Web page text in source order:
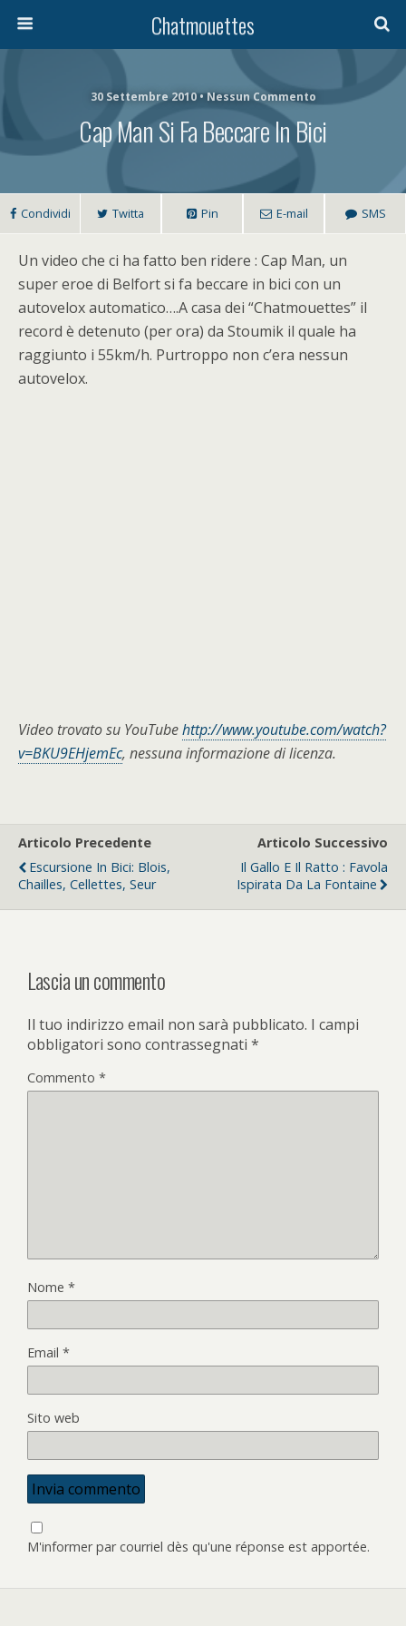
Chatmouettes
30 Settembre 2010 • Nessun Commento
Cap Man Si Fa Beccare In Bici
Condividi Twitta Pin E-mail SMS
Un video che ci ha fatto ben ridere : Cap Man, un
super eroe di Belfort si fa beccare in bici con un
autovelox automatico….A casa dei “Chatmouettes” il
record è detenuto (per ora) da Stoumik il quale ha
raggiunto i 55km/h. Purtroppo non c’era nessun
autovelox.
Video trovato su YouTubehttp://www.youtube.com/watch?
v=BKU9EHjemEc, nessuna informazione di licenza.
Articolo Precedente
Escursione In Bici: Blois,
Chailles, Cellettes, Seur
Articolo Successivo
Il Gallo E Il Ratto : Favola
Ispirata Da La Fontaine
Lascia un commento
Il tuo indirizzo email non sarà pubblicato. I campi
obbligatori sono contrassegnati *
Commento *
Nome *
Email *
Sito web
M'informer par courriel dès qu'une réponse est apportée.